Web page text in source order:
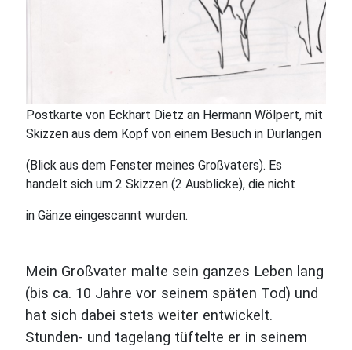
Postkarte von Eckhart Dietz an Hermann Wölpert, mit
Skizzen aus dem Kopf von einem Besuch in Durlangen
(Blick aus dem Fenster meines Großvaters). Es
handelt sich um 2 Skizzen (2 Ausblicke), die nicht
in Gänze eingescannt wurden.
Mein Großvater malte sein ganzes Leben lang
(bis ca. 10 Jahre vor seinem späten Tod) und
hat sich dabei stets weiter entwickelt.
Stunden- und tagelang tüftelte er in seinem